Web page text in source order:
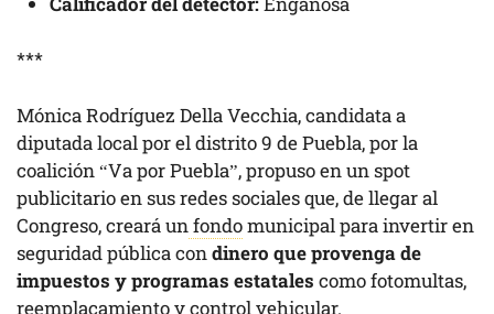
***
Mónica Rodríguez Della Vecchia, candidata a
diputada local por el distrito 9 de Puebla, por la
coalición “Va por Puebla”, propuso en un spot
publicitario en sus redes sociales que, de llegar al
Congreso, creará un fondomunicipal para invertir en
seguridad pública con dinero que provenga de
impuestos y programas estatales como fotomultas,
reemplacamiento y control vehicular.